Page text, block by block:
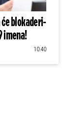
blokaderi-
imena!
10:40